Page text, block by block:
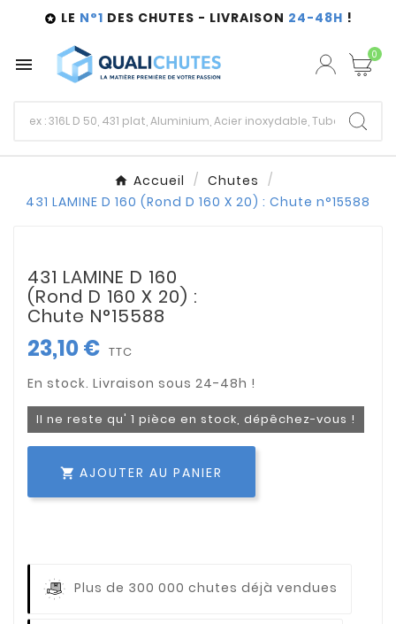
 LE N°1 DES CHUTES - LIVRAISON 24-48H !
 0
Accueil
Chutes
431 LAMINE D 160 (Rond D 160 X 20) : Chute n°15588
431 LAMINE D 160
(Rond D 160 X 20) :
Chute N°15588
23,10 € TTC
Il ne reste qu' 1 pièce en stock, dépêchez-vous !
 AJOUTER AU PANIER
Plus de 300 000 chutes déjà vendues